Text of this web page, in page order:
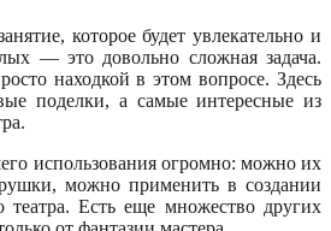
которое будет увлекательно и
— это довольно сложная задача.
находкой в этом вопросе. Здесь
поделки, а самые интересные из
использования огромно: можно их
можно применить в создании
театра. Есть еще множество других